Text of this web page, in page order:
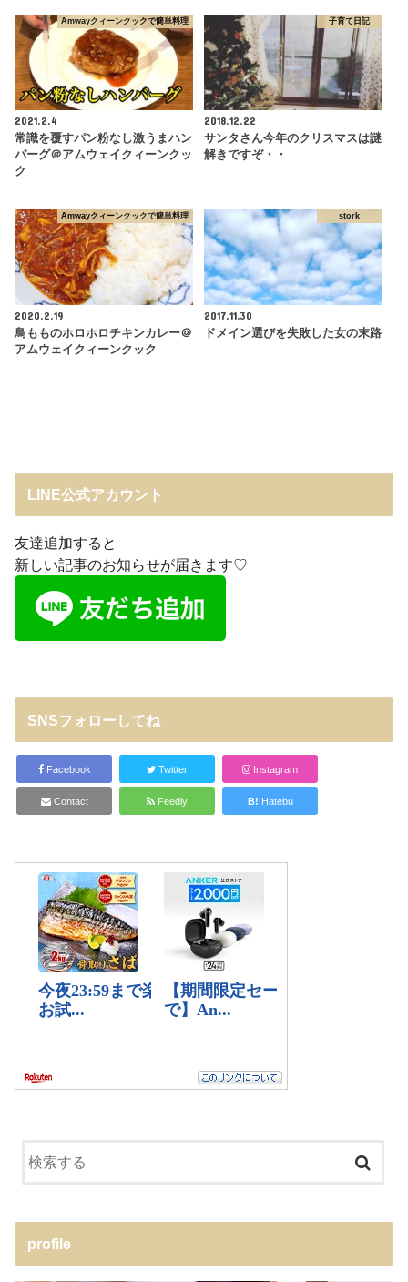
Amwayクィーンクックで簡単料理
2021.2.4
常識を覆すパン粉なし激うまハン
バーグ＠アムウェイクィーンクッ
ク
子育て日記
2018.12.22
サンタさん今年のクリスマスは謎
解きですぞ・・
Amwayクィーンクックで簡単料理
2020.2.19
鳥もものホロホロチキンカレー＠
アムウェイクィーンクック
stork
2017.11.30
ドメイン選びを失敗した女の末路
LINE公式アカウント
友達追加すると
新しい記事のお知らせが届きます♡
SNSフォローしてね
Facebook Twitter Instagram
Contact Feedly B! Hatebu
profile